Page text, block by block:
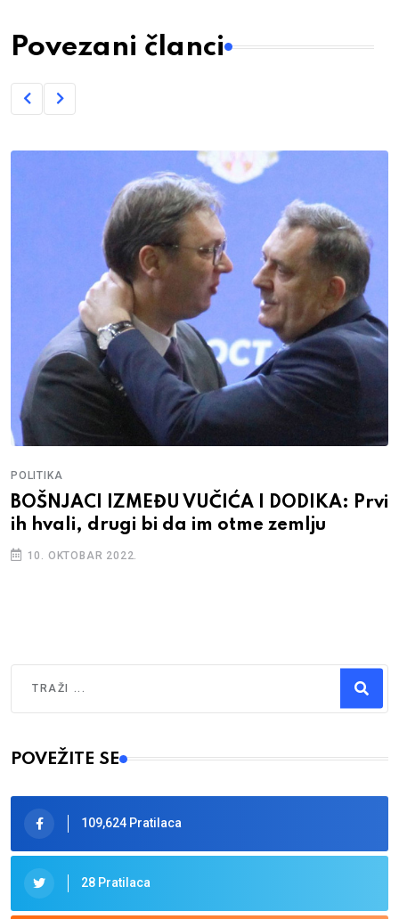
Povezani članci
POLITIKA
BOŠNJACI IZMEĐU VUČIĆA I DODIKA: Prvi
ih hvali, drugi bi da im otme zemlju
10. OKTOBAR 2022.
Type 2 or more characters for results.
POVEŽITE SE
109,624 Pratilaca
28 Pratilaca